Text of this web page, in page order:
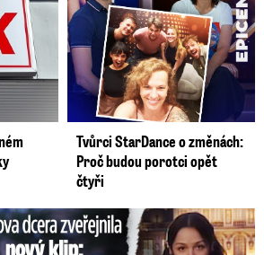
Tvůrci StarDance o změnách:
Proč budou porotci opět
čtyři
nový klip: Je jako Olivie Rodrigo!